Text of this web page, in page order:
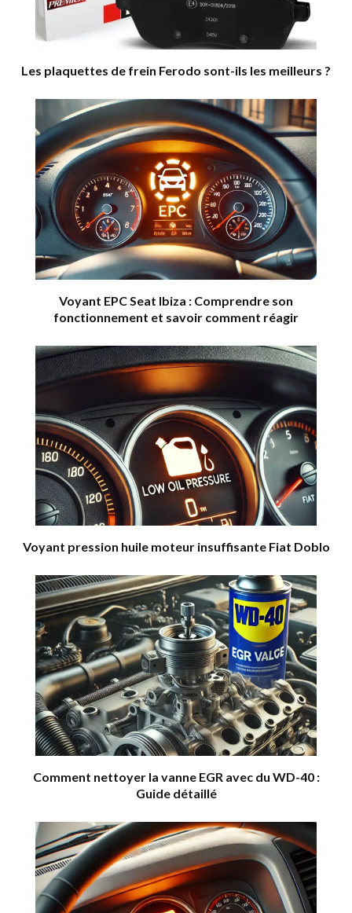
Les plaquettes de frein Ferodo sont-ils les meilleurs ?
Voyant EPC Seat Ibiza : Comprendre son
fonctionnement et savoir comment réagir
Voyant pression huile moteur insuffisante Fiat Doblo
Comment nettoyer la vanne EGR avec du WD-40 :
Guide détaillé